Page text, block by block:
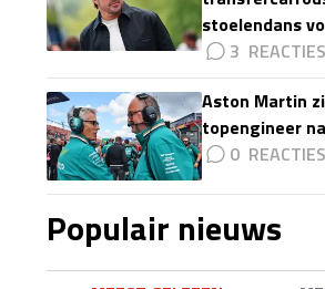
stoelendans
Colapinto'
3
Aston Martin
topengineer
0
Populair nieuws